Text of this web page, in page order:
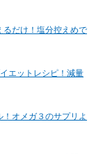
るだけ！塩分控えめで
エットレシピ！減量
オメガ３のサプリよ